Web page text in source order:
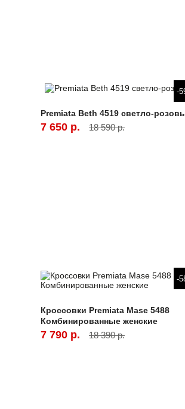
-
Premiata Beth 4519 светло-
7 650 р. 18 590 р.
-
Кроссовки Premiata Mase 5488
Комбинированные женские
7 790 р. 18 390 р.